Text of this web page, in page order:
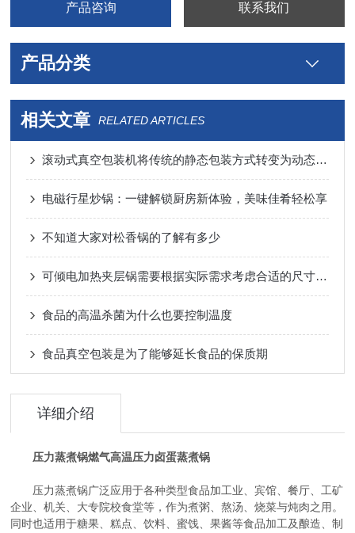
产品咨询 联系我们
产品分类
相关文章 RELATED ARTICLES
滚动式真空包装机将传统的静态包装方式转变为动态的滚动式包装
电磁行星炒锅：一键解锁厨房新体验，美味佳肴轻松享
不知道大家对松香锅的了解有多少
可倾电加热夹层锅需要根据实际需求考虑合适的尺寸和功率
食品的高温杀菌为什么也要控制温度
食品真空包装是为了能够延长食品的保质期
详细介绍
压力蒸煮锅燃气高温压力卤蛋蒸煮锅
压力蒸煮锅广泛应用于各种类型食品加工业、宾馆、餐厅、工矿
企业、机关、大专院校食堂等，作为煮粥、熬汤、烧菜与炖肉之用。
同时也适用于糖果、糕点、饮料、蜜饯、果酱等食品加工及酿造、制